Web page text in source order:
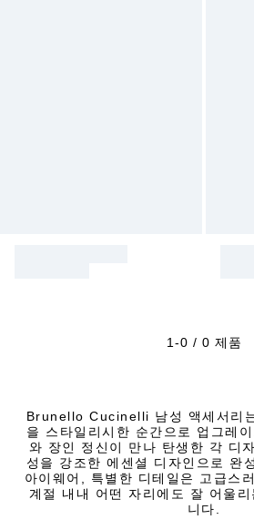
1-0 / 0 제품
Brunello Cucinelli 남성 액세서리
을 스타일리시한 순간으로 업그레
와 장인 정신이 만나 탄생한 각 디
성을 강조한 에센셜 디자인으로 완
아이웨어, 특별한 디테일은 고급스
계절 내내 어떤 자리에도 잘 어울
니다.